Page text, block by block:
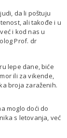
da li poštuju
ali takođe i u
i kod nas u
Prof. dr
lepe dane, biće
ili za vikende,
broja zaraženih.
moglo doći do
s letovanja, već